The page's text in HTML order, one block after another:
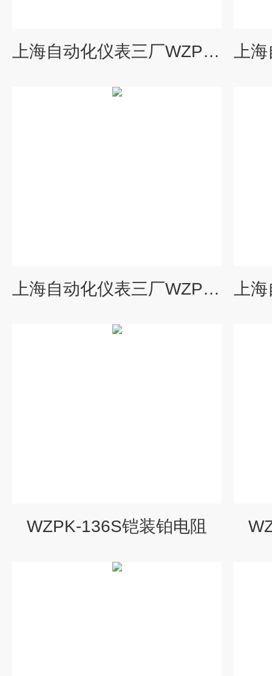
上海自动化仪表三厂WZPK2-236SA铠装铂电阻
上海自动化仪表三厂WZPK2-136SA铠装铂电阻
WZPK-136S铠装铂电阻